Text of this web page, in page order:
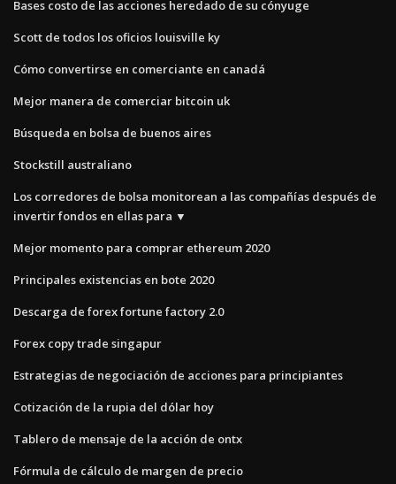
Bases costo de las acciones heredado de su cónyuge
Scott de todos los oficios louisville ky
Cómo convertirse en comerciante en canadá
Mejor manera de comerciar bitcoin uk
Búsqueda en bolsa de buenos aires
Stockstill australiano
Los corredores de bolsa monitorean a las compañías después de
invertir fondos en ellas para ▼
Mejor momento para comprar ethereum 2020
Principales existencias en bote 2020
Descarga de forex fortune factory 2.0
Forex copy trade singapur
Estrategias de negociación de acciones para principiantes
Cotización de la rupia del dólar hoy
Tablero de mensaje de la acción de ontx
Fórmula de cálculo de margen de precio